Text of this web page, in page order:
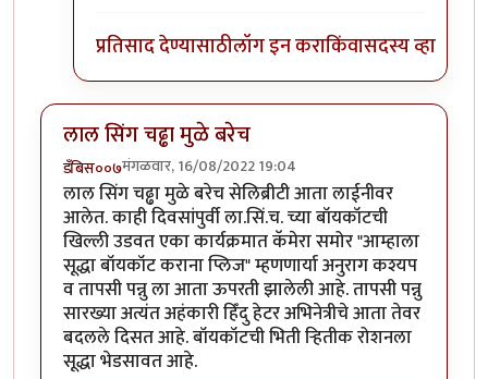
प्रतिसाद देण्यासाठीलॉग इन कराकिंवासदस्य व्हा
लाल सिंग चढ्ढा मुळे बरेच
डँबिस००७मंगळवार, 16/08/2022 19:04
लाल सिंग चढ्ढा मुळे बरेच सेलिब्रीटी आता लाईनीवर
आलेत. काही दिवसांपुर्वी ला.सिं.च. च्या बॉयकॉटची
खिल्ली उडवत एका कार्यक्रमात कॅमेरा समोर "आम्हाला
सूद्धा बॉयकॉट कराना प्लिज" म्हणणार्या अनुराग कश्यप
व तापसी पन्नु ला आता ऊपरती झालेली आहे. तापसी पन्नु
सारख्या अत्यंत अहंकारी हिँंदु हेटर अभिनेत्रीचे आता तेवर
बदलले दिसत आहे. बॉयकॉटची भिती र्‍हितीक रोशनला
सूद्धा भेडसावत आहे.